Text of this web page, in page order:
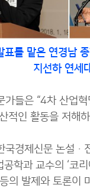
표를 맡은 연경남
지선하 연세
들은 “4차 산업혁
적인 활동을 저해
국경제신문 논설·
학과 교수의 ‘코
의 발제와 토론이